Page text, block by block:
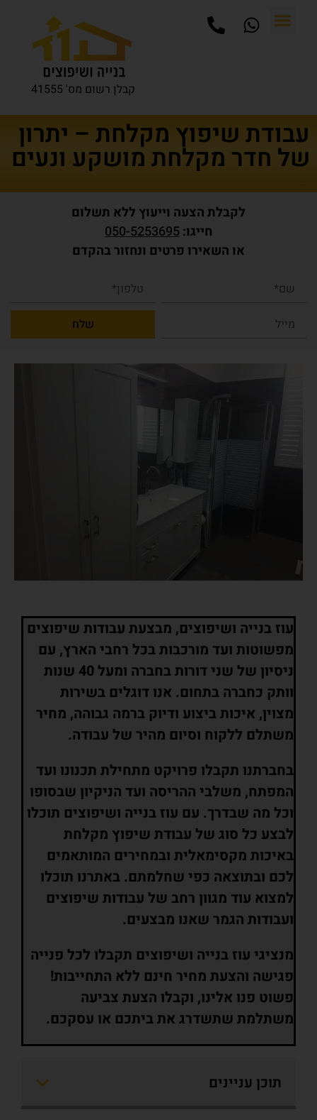
קבלן רשום מס' 41555
עבודת שיפוץ מקלחת – יתרון
של חדר מקלחת מושקע ונעים
לקבלת הצעה וייעוץ ללא תשלום
חייגו:050-5253695
או השאירו פרטים ונחזור בהקדם
שלח
עוז בנייה ושיפוצים, מבצעת עבודות שיפוצים
מפשוטות ועד מורכבות בכל רחבי הארץ, עם
ניסיון של שני דורות בחברה ומעל 40 שנות
וותק כחברה בתחום. אנו דוגלים בשירות
מצוין, איכות ביצוע ודיוק ברמה גבוהה, מחיר
משתלם ללקוח וסיום מהיר של עבודה.
בחברתנו תקבלו פרויקט מתחילת תכנונו ועד
המפתח, משלבי ההריסה ועד הניקיון שבסופו
וכל מה שבדרך. עם עוז בנייה ושיפוצים תוכלו
לבצע כל סוג של עבודת שיפוץ מקלחת
באיכות מקסימאלית ובמחירים המותאמים
לכם ובתוצאה כפי שחלמתם. באתרנו תוכלו
למצוא עוד מגוון רחב של עבודות שיפוצים
ועבודות הגמר שאנו מבצעים.
מנציגי עוז בנייה ושיפוצים תקבלו לכל פנייה
פגישה והצעת מחיר חינם ללא התחייבות!
פשוט פנו אלינו, וקבלו הצעת צביעה
משתלמת שתשדרג את ביתכם או עסקכם.
תוכן עניינים